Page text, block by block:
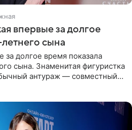
впервые за долгое
сына
за долгое время показала
сына. Знаменитая фигуристка
антураж — совместный